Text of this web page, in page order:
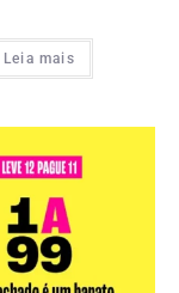
Leia mais